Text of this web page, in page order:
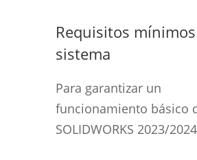
Requisitos
sistema
Para garantizar un
funcionamiento básico
SOLIDWORKS 2023/